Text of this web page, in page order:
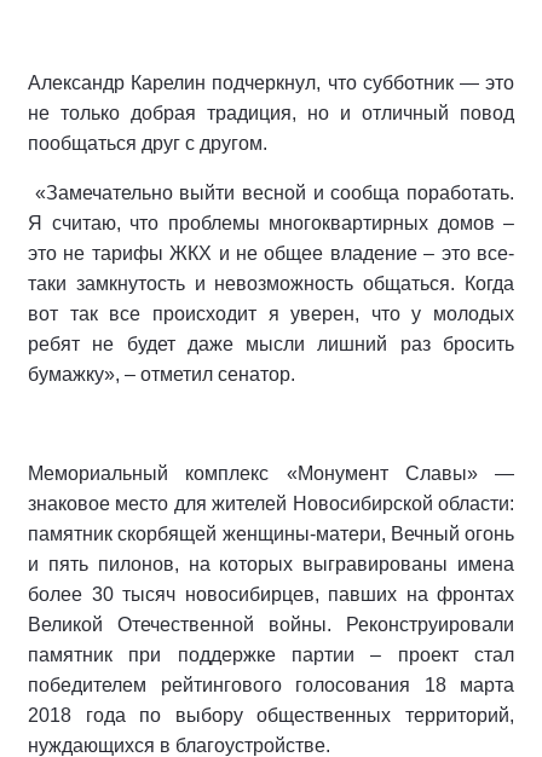
Александр Карелин подчеркнул, что субботник — это
не только добрая традиция, но и отличный повод
пообщаться друг с другом.
«Замечательно выйти весной и сообща поработать.
Я считаю, что проблемы многоквартирных домов –
это не тарифы ЖКХ и не общее владение – это все-
таки замкнутость и невозможность общаться. Когда
вот так все происходит я уверен, что у молодых
ребят не будет даже мысли лишний раз бросить
бумажку», – отметил сенатор.
Мемориальный комплекс «Монумент Славы» —
знаковое место для жителей Новосибирской области:
памятник скорбящей женщины-матери, Вечный огонь
и пять пилонов, на которых выгравированы имена
более 30 тысяч новосибирцев, павших на фронтах
Великой Отечественной войны. Реконструировали
памятник при поддержке партии – проект стал
победителем рейтингового голосования 18 марта
2018 года по выбору общественных территорий,
нуждающихся в благоустройстве.